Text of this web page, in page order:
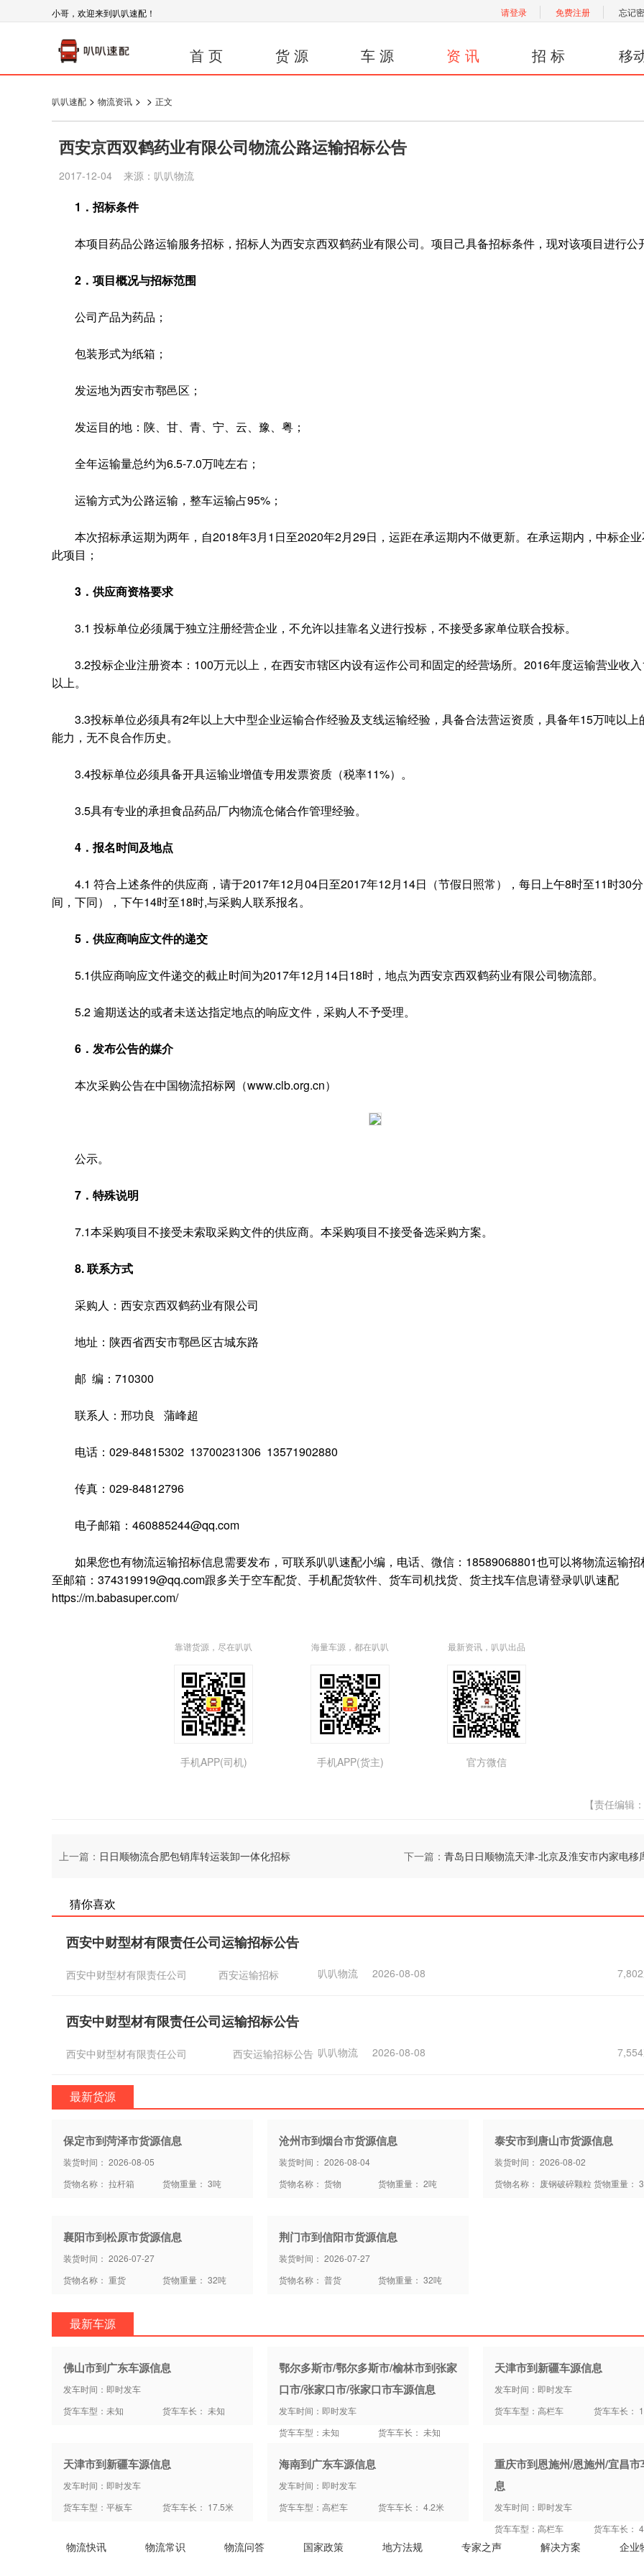
小哥，欢迎来到叭叭速配！ 请登录 免费注册 忘记
首 页 货 源 车 源 资 讯 招 标 移
叭叭速配 > 物流资讯 > > 正文
西安京西双鹤药业有限公司物流公路运输招标公告
2017-12-04 来源：叭叭物流
1． 招标条件
本项目药品公路运输服务招标，招标人为西安京西双鹤药业有限公司。项目己具备招标条件，现对该项目进行公
2．项目概况与招标范围
公司产品为药品；
包装形式为纸箱；
发运地为西安市鄠邑区；
发运目的地：陕、甘、青、宁、云、豫、粤；
全年运输量总约为6.5-7.0万吨左右；
运输方式为公路运输，整车运输占95%；
本次招标承运期为两年，自2018年3月1日至2020年2月29日，运距在承运期内不做更新。在承运期内，中标企
此项目；
3． 供应商资格要求
3.1 投标单位必须属于独立注册经营企业，不允许以挂靠名义进行投标，不接受多家单位联合投标。
3.2投标企业注册资本：100万元以上，在西安市辖区内设有运作公司和固定的经营场所。2016年度运输营业收
以上。
3.3投标单位必须具有2年以上大中型企业运输合作经验及支线运输经验，具备合法营运资质，具备年15万吨以上
能力，无不良合作历史。
3.4投标单位必须具备开具运输业增值专用发票资质（税率11%）。
3.5具有专业的承担食品药品厂内物流仓储合作管理经验。
4．报名时间及地点
4.1 符合上述条件的供应商，请于2017年12月04日至2017年12月14日（节假日照常），每日上午8时至11时30
间，下同），下午14时至18时,与采购人联系报名。
5．供应商响应文件的递交
5.1供应商响应文件递交的截止时间为2017年12月14日18时，地点为西安京西双鹤药业有限公司物流部。
5.2 逾期送达的或者未送达指定地点的响应文件，采购人不予受理。
6．发布公告的媒介
本次采购公告在中国物流招标网（www.clb.org.cn）
公示。
7．特殊说明
7.1本采购项目不接受未索取采购文件的供应商。本采购项目不接受备选采购方案。
8.联系方式
采购人：西安京西双鹤药业有限公司
地址：陕西省西安市鄠邑区古城东路
邮 编：710300
联系人：邢功良 蒲峰超
电话：029-84815302 13700231306 13571902880
传真：029-84812796
电子邮箱：460885244@qq.com
如果您也有物流运输招标信息需要发布，可联系叭叭速配小编，电话、微信：18589068801也可以将物流运输招
至邮箱：374319919@qq.com跟多关于空车配货、手机配货软件、货车司机找货、货主找车信息请登录叭叭速配
https://m.babasuper.com/
靠谱货源，尽在叭叭
手机APP(司机)
海量车源，都在叭叭
手机APP(货主)
最新资讯，叭叭出品
官方微信
【责任编辑
上一篇： 日日顺物流合肥包销库转运装卸一体化招标 下一篇： 青岛日日顺物流天津-北京及淮安市内家电移库业
猜你喜欢
西安中财型材有限责任公司运输招标公告
西安中财型材有限责任公司 西安运输招标 叭叭物流 2026-08-08
西安中财型材有限责任公司运输招标公告
西安中财型材有限责任公司 西安运输招标公告 叭叭物流 2026-08-08
最新货源
保定市到菏泽市货源信息
装货时间： 2026-08-05
货物名称： 拉杆箱
货物重量： 3吨
沧州市到烟台市货源信息
装货时间： 2026-08-04
货物名称： 货物
货物重量： 2吨
泰安市到唐山市货源信息
装货时间： 2026-08-02
货物名称： 废钢破碎颗粒货物重量：
襄阳市到松原市货源信息
装货时间： 2026-07-27
货物名称： 重货
货物重量： 32吨
荆门市到信阳市货源信息
装货时间： 2026-07-27
货物名称： 普货
货物重量： 32吨
最新车源
佛山市到广东车源信息
发车时间：即时发车
货车车型：未知
货车车长： 未知
鄂尔多斯市/鄂尔多斯市/榆林市到张家
口市/张家口市/张家口市车源信息
发车时间：即时发车
货车车型：未知
货车车长： 未知
天津市到新疆车源信息
发车时间：即时发车
货车车型：高栏车
货车车长：
天津市到新疆车源信息
发车时间：即时发车
货车车型：平板车
货车车长： 17.5米
海南到广东车源信息
发车时间：即时发车
货车车型：高栏车
货车车长： 4.2米
重庆市到恩施州/恩施州/宜昌市
息
发车时间：即时发车
货车车型：高栏车
货车车长：
物流快讯 物流常识 物流问答 国家政策 地方法规 专家之声 解决方案 企业